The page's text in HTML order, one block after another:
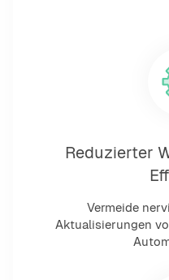
Reduzierter
Vermeide
Aktualisierungen